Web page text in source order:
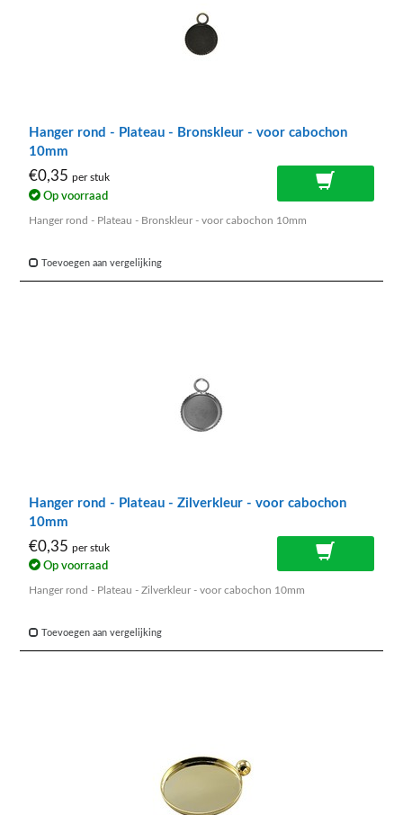
Hanger rond - Plateau - Bronskleur - voor cabochon
10mm
€0,35 per stuk
Op voorraad
Hanger rond - Plateau - Bronskleur - voor cabochon 10mm
Toevoegen aan vergelijking
Hanger rond - Plateau - Zilverkleur - voor cabochon
10mm
€0,35 per stuk
Op voorraad
Hanger rond - Plateau - Zilverkleur - voor cabochon 10mm
Toevoegen aan vergelijking